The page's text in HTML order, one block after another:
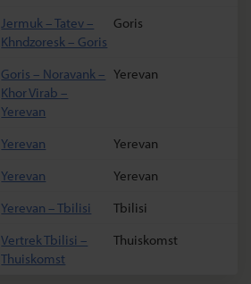
Jermuk – Tatev –
Khndzoresk – Goris
Goris
Goris – Noravank –
Khor Virab –
Yerevan
Yerevan
Yerevan
Yerevan
Yerevan
Yerevan
Yerevan – Tbilisi
Tbilisi
Vertrek Tbilisi –
Thuiskomst
Thuiskomst